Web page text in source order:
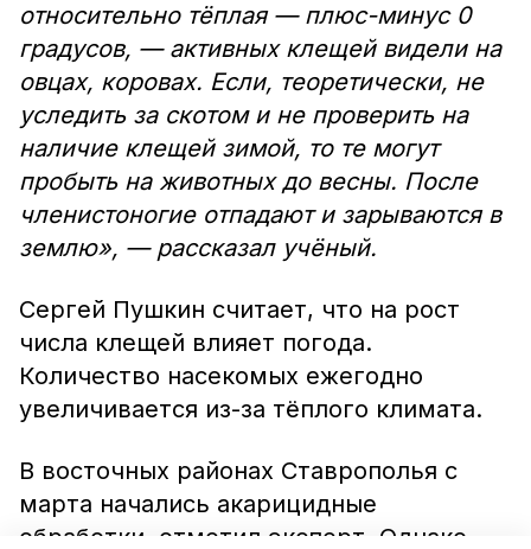
относительно тёплая — плюс-минус 0
градусов, — активных клещей видели на
овцах, коровах. Если, теоретически, не
уследить за скотом и не проверить на
наличие клещей зимой, то те могут
пробыть на животных до весны. После
членистоногие отпадают и зарываются в
землю», — рассказал учёный.
Сергей Пушкин считает, что на рост
числа клещей влияет погода.
Количество насекомых ежегодно
увеличивается из-за тёплого климата.
В восточных районах Ставрополья с
марта начались акарицидные
обработки, отметил эксперт. Однако